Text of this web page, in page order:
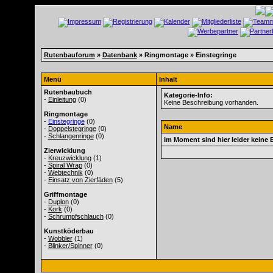
Rutenbauforum » Datenbank» Ringmontage » Einstegringe
Menü
Inhalt
Rutenbaubuch
- Einleitung(0)
Ringmontage
- Einstegringe(0)
- Doppelstegringe(0)
- Schlangenringe(0)
Zierwicklung
- Kreuzwicklung(1)
- Spiral Wrap(0)
- Webtechnik (0)
- Einsatz von Zierfäden(5)
Griffmontage
- Duplon(0)
- Kork (0)
- Schrumpfschlauch(0)
Kunstköderbau
- Wobbler(1)
- Blinker/Spinner(0)
Kategorie-Info:
Keine Beschreibung vorhanden.
Name
Im Moment sind hier leider keine